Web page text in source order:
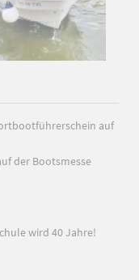
auf
der Bootsmesse
wird 40 Jahre!